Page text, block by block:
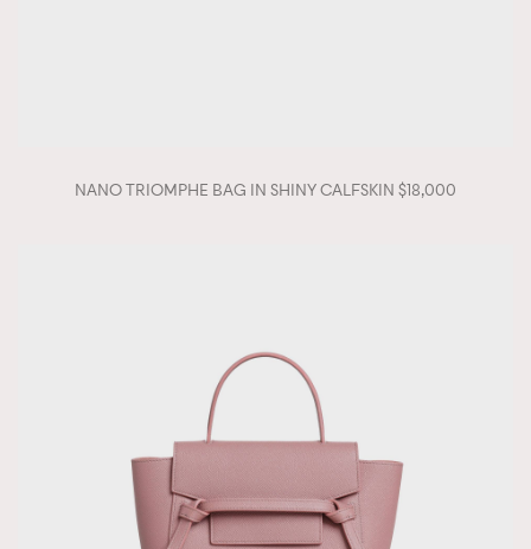
NANO TRIOMPHE BAG IN SHINY CALFSKIN $18,000